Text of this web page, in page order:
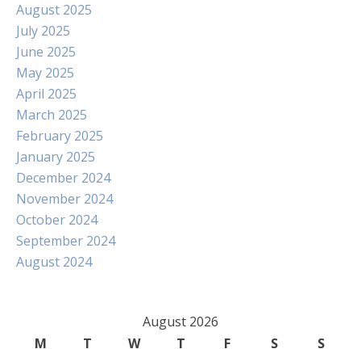
August 2025
July 2025
June 2025
May 2025
April 2025
March 2025
February 2025
January 2025
December 2024
November 2024
October 2024
September 2024
August 2024
August 2026
M
T W T F S
S